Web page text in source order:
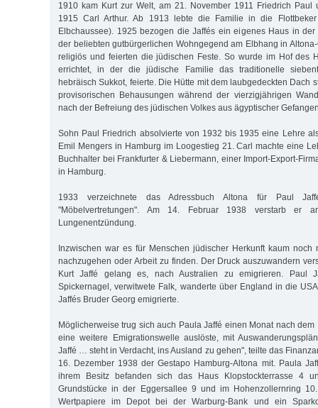
1910 kam Kurt zur Welt, am 21. November 1911 Friedrich Paul
1915 Carl Arthur. Ab 1913 lebte die Familie in die
Elbchaussee). 1925 bezogen die Jaffés ein eigenes Haus in
der beliebten gutbürgerlichen Wohngegend am Elbhang in
religiös und feierten die jüdischen Feste. So wurde im Hof des
errichtet, in der die jüdische Familie das traditionelle
hebräisch Sukkot, feierte. Die Hütte mit dem laubgedeckten Dach
provisorischen Behausungen während der vierzigjährigen
nach der Befreiung des jüdischen Volkes aus ägyptischer
Sohn Paul Friedrich absolvierte von 1932 bis 1935 eine Lehre
Emil Mengers in Hamburg im Loogestieg 21. Carl machte eine
Buchhalter bei Frankfurter & Liebermann, einer Import-Export-
in Hamburg.
1933 verzeichnete das Adressbuch Altona für Paul
"Möbelvertretungen". Am 14. Februar 1938 verstarb er
Lungenentzündung.
Inzwischen war es für Menschen jüdischer Herkunft kaum noch
nachzugehen oder Arbeit zu finden. Der Druck auszuwandern
Kurt Jaffé gelang es, nach Australien zu emigrieren. Paul
Spickernagel, verwitwete Falk, wanderte über England in die
Jaffés Bruder Georg emigrierte.
Möglicherweise trug sich auch Paula Jaffé einen Monat nach dem
eine weitere Emigrationswelle auslöste, mit
Jaffé … steht in Verdacht, ins Ausland zu gehen", teilte das
16. Dezember 1938 der Gestapo Hamburg-Altona mit. Paula
ihrem Besitz befanden sich das Haus Klopstockterrasse 4
Grundstücke in der Eggersallee 9 und im Hohenzollernring
Wertpapiere im Depot bei der Warburg-Bank und ein